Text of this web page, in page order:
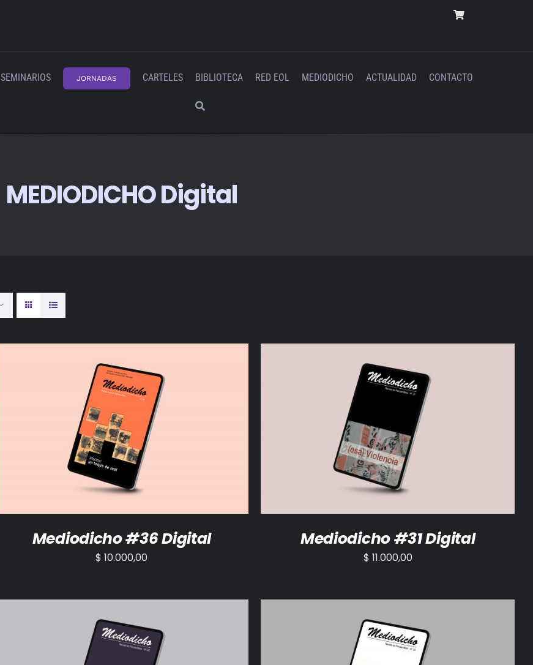
SEMINARIOS JORNADAS CARTELES BIBLIOTECA RED EOL MEDIODICHO ACTUALIDAD CONTACTO
MEDIODICHO Digital
AÑADIR AL CARRITO /
Mediodicho #36 Digital
$ 10.000,00
AÑADIR AL CARRITO
Mediodicho #31 Digital
$ 11.000,00